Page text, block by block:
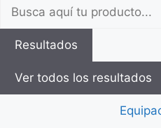
Resultados
Ver todos los resultados